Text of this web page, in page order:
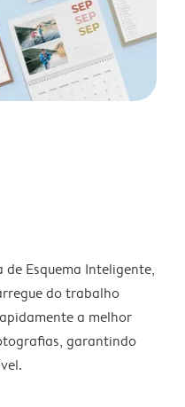
Esquema Inteligente,
do trabalho
a melhor
garantindo